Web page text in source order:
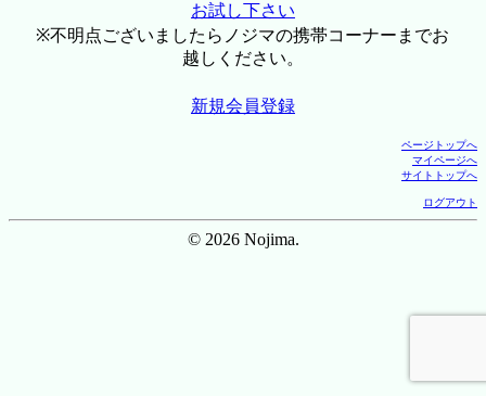
お試し下さい
※不明点ございましたらノジマの携帯コーナーまでお
越しください。
新規会員登録
ページトップへ
マイページへ
サイトトップへ
ログアウト
© 2026 Nojima.